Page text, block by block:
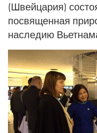
(Швейцария)
посвященная
наследию